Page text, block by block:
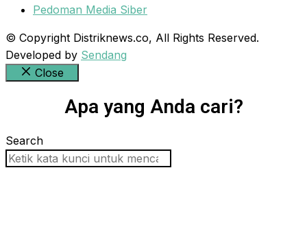
Pedoman Media Siber
© Copyright Distriknews.co, All Rights Reserved.
Developed by Sendang
Close
Apa yang Anda cari?
Search